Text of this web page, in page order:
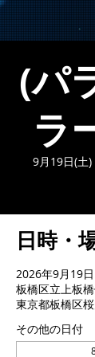
(パ
ラ
9月19日(土)
日時・
2026年9月19
板橋区立上板
東京都板橋区
その他の日付